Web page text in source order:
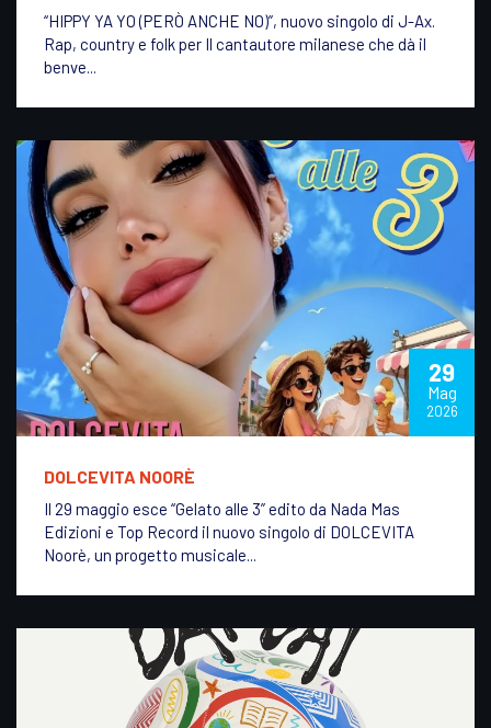
“HIPPY YA YO (PERÒ ANCHE NO)”, nuovo singolo di J-Ax.
Rap, country e folk per Il cantautore milanese che dà il
benve...
29
Mag
2026
DOLCEVITA NOORÈ
Il 29 maggio esce “Gelato alle 3” edito da Nada Mas
Edizioni e Top Record il nuovo singolo di DOLCEVITA
Noorè, un progetto musicale...